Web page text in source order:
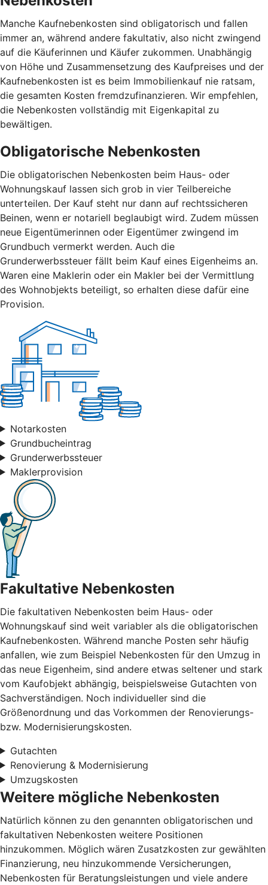
Manche Kaufnebenkosten sind obligatorisch und fallen
immer an, während andere fakultativ, also nicht zwingend
auf die Käuferinnen und Käufer zukommen. Unabhängig
von Höhe und Zusammensetzung des Kaufpreises und der
Kaufnebenkosten ist es beim Immobilienkauf nie ratsam,
die gesamten Kosten fremdzufinanzieren. Wir empfehlen,
die Nebenkosten vollständig mit Eigenkapital zu
bewältigen.
Obligatorische Nebenkosten
Die obligatorischen Nebenkosten beim Haus- oder
Wohnungskauf lassen sich grob in vier Teilbereiche
unterteilen. Der Kauf steht nur dann auf rechtssicheren
Beinen, wenn er notariell beglaubigt wird. Zudem müssen
neue Eigentümerinnen oder Eigentümer zwingend im
Grundbuch vermerkt werden. Auch die
Grunderwerbssteuer fällt beim Kauf eines Eigenheims an.
Waren eine Maklerin oder ein Makler bei der Vermittlung
des Wohnobjekts beteiligt, so erhalten diese dafür eine
Provision.
Notarkosten
Grundbucheintrag
Grunderwerbssteuer
Maklerprovision
Fakultative Nebenkosten
Die fakultativen Nebenkosten beim Haus- oder
Wohnungskauf sind weit variabler als die obligatorischen
Kaufnebenkosten. Während manche Posten sehr häufig
anfallen, wie zum Beispiel Nebenkosten für den Umzug in
das neue Eigenheim, sind andere etwas seltener und stark
vom Kaufobjekt abhängig, beispielsweise Gutachten von
Sachverständigen. Noch individueller sind die
Größenordnung und das Vorkommen der Renovierungs-
bzw. Modernisierungskosten.
Gutachten
Renovierung & Modernisierung
Umzugskosten
Weitere mögliche Nebenkosten
Natürlich können zu den genannten obligatorischen und
fakultativen Nebenkosten weitere Positionen
hinzukommen. Möglich wären Zusatzkosten zur gewählten
Finanzierung, neu hinzukommende Versicherungen,
Nebenkosten für Beratungsleistungen und viele andere